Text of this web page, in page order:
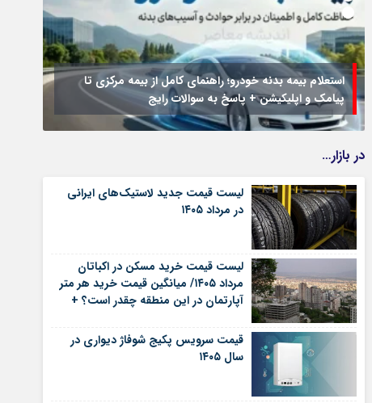
استعلام بیمه بدنه خودرو؛ راهنمای کامل از بیمه مرکزی تا
پیامک و اپلیکیشن + پاسخ به سوالات رایج
در بازار…
لیست قیمت جدید لاستیک‌های ایرانی
در مرداد ۱۴۰۵
لیست قیمت خرید مسکن در اکباتان
مرداد ۱۴۰۵/ میانگین قیمت خرید هر متر
آپارتمان در این منطقه چقدر است؟ +
قیمت سرویس پکیج شوفاژ دیواری در
سال ۱۴۰۵